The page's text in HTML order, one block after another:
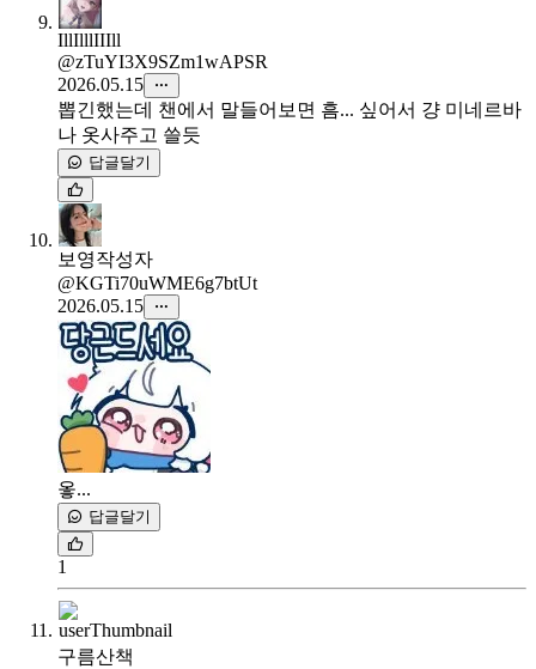
IllIlllIIIll
@zTuYI3X9SZm1wAPSR
2026.05.15
뽑긴했는데 챈에서 말들어보면 흠... 싶어서 걍 미네르바
나 옷사주고 쓸듯
답글달기
보영작성자
@KGTi70uWME6g7btUt
2026.05.15
옿...
답글달기
1
구름산책